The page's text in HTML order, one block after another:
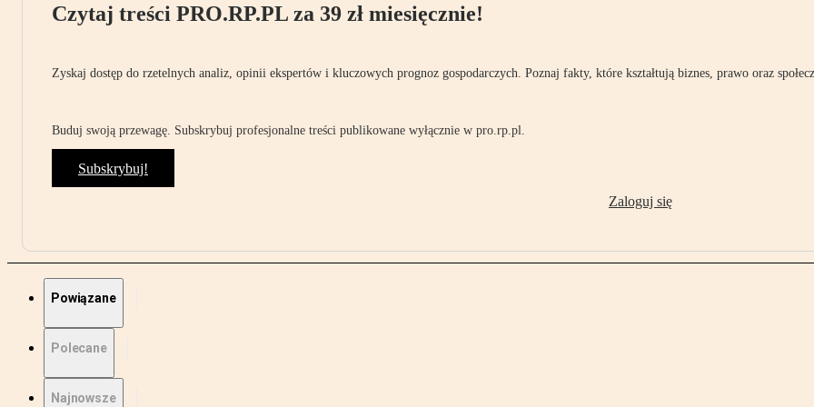
Czytaj treści PRO.RP.PL za 39 zł miesięcznie!
Zyskaj dostęp do rzetelnych analiz, opinii ekspertów i kluczowych prognoz gospodarczych. Poznaj fakty, które kształtują biznes, prawo oraz
Buduj swoją przewagę. Subskrybuj profesjonalne treści publikowane wyłącznie w pro.rp.pl.
Subskrybuj!
Zaloguj się
Powiązane
Polecane
Najnowsze